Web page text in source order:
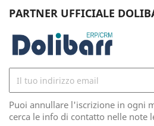
PARTNER UFFICIALE
Puoi annullare l'iscrizione in ogni
cerca le info di contatto nelle note